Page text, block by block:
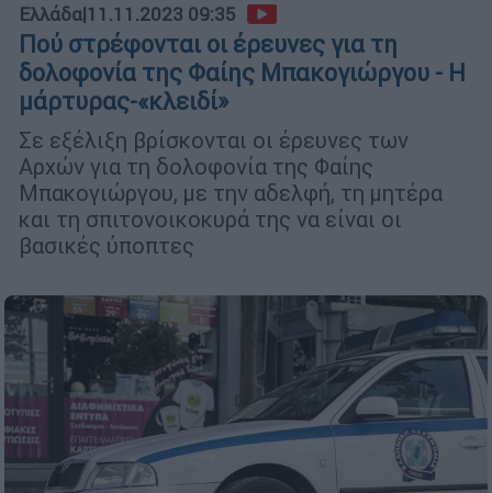
Ελλάδα|11.11.2023 09:35
Πού στρέφονται οι έρευνες για τη
δολοφονία της Φαίης Μπακογιώργου - Η
μάρτυρας-«κλειδί»
Σε εξέλιξη βρίσκονται οι έρευνες των
Αρχών για τη δολοφονία της Φαίης
Μπακογιώργου, με την αδελφή, τη μητέρα
και τη σπιτονοικοκυρά της να είναι οι
βασικές ύποπτες